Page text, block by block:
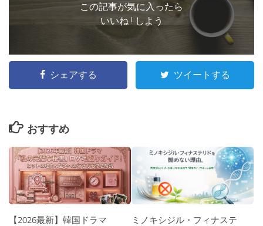
この記事が気に入ったら
いいね ! しよう
シェアする ツイートする
おすすめ
【2026最新】韓国ドラマ
ミノキシジル・フィナステ